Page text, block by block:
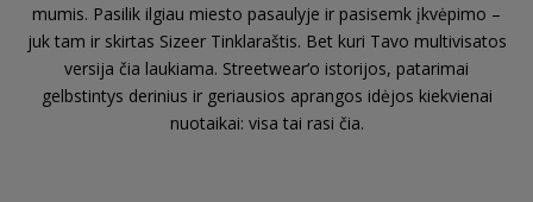
mumis. Pasilik ilgiau miesto pasaulyje ir pasisemk įkvėpimo –
juk tam ir skirtas Sizeer Tinklaraštis. Bet kuri Tavo multivisatos
versija čia laukiama. Streetwear‘o istorijos, patarimai
gelbstintys derinius ir geriausios aprangos idėjos kiekvienai
nuotaikai: visa tai rasi čia.